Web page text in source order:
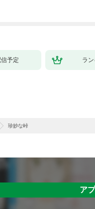
予定 ラ
珍妙な峠
ア